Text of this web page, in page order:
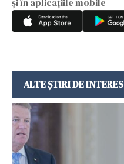
ALTE ȘTIRI DE INTERES